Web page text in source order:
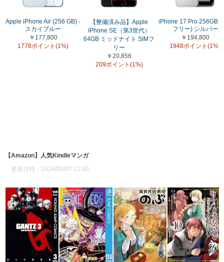
Apple iPhone Air (256 GB) -
スカイブルー
￥177,800
1778ポイント(1%)
【整備済み品】Apple
iPhone SE（第3世代）
64GB ミッドナイト SIMフ
リー
￥20,856
209ポイント(1%)
iPhone 17 Pro 256GB
フリー) シルバー
￥194,800
1948ポイント(1%)
【Amazon】人気Kindleマンガ
更新日時：2026/08/07 11:00